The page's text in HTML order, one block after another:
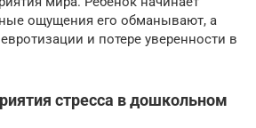
ощущения его обманывают, а
и потере уверенности в
стресса в дошкольном